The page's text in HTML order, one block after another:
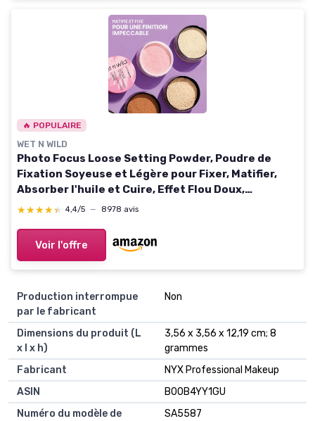
🔥 POPULAIRE
WET N WILD
Photo Focus Loose Setting Powder, Poudre de
Fixation Soyeuse et Légère pour Fixer, Matifier,
Absorber l'huile et Cuire, Effet Flou Doux,
Translucent, 20g
★★★★★
★★★★★ 4,4/5 — 8978 avis
Voir l'offre
Production interrompue
par le fabricant
Non
Dimensions du produit (L
x l x h)
3,56 x 3,56 x 12,19 cm; 8
grammes
Fabricant
NYX Professional Makeup
ASIN
B00B4YY1GU
Numéro du modèle de
SA5587